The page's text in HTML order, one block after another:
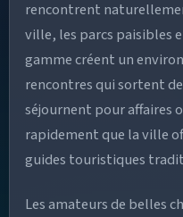
rencontrent
ville, les parcs paisibles
gamme créent un
rencontres qui sortent
séjournent pour affaires
rapidement que la ville
guides touristiques
Les amateurs de belles